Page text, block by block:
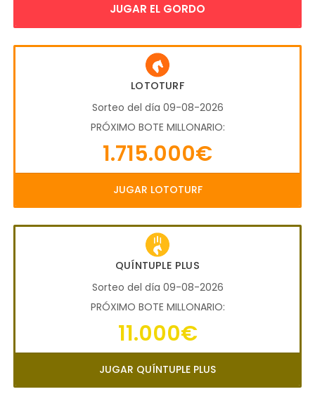
JUGAR EL GORDO
LOTOTURF
Sorteo del día 09-08-2026
PRÓXIMO BOTE MILLONARIO:
1.715.000€
JUGAR LOTOTURF
QUÍNTUPLE PLUS
Sorteo del día 09-08-2026
PRÓXIMO BOTE MILLONARIO:
11.000€
JUGAR QUÍNTUPLE PLUS